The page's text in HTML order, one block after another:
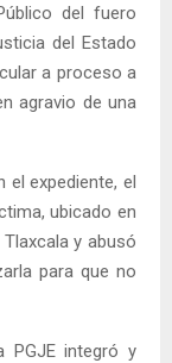
del fuero
del Estado
a proceso a
agravio de una
el expediente, el
ubicado en
y abusó
para que no
PGJE integró y